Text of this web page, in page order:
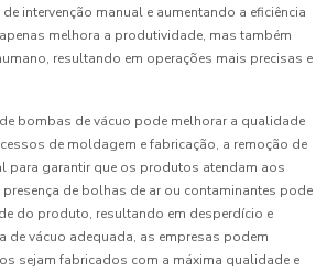
intervenção manual e aumentando a eficiência
melhora a produtividade, mas também
resultando em operações mais precisas e
bombas de vácuo pode melhorar a qualidade
de moldagem e fabricação, a remoção de
para garantir que os produtos atendam aos
de bolhas de ar ou contaminantes pode
do produto, resultando em desperdício e
de vácuo adequada, as empresas podem
sejam fabricados com a máxima qualidade e